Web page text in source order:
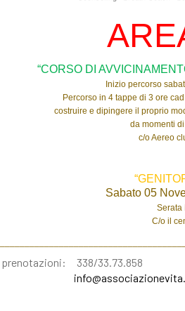
“CORSO DI
Inizio percorso
Percorso in 4 tappe di 3 ore
costruire e dipingere il proprio
da momenti
c/o Aereo
Sabato 05
Serata
C/o il
prenotazioni: 338/33.73.858